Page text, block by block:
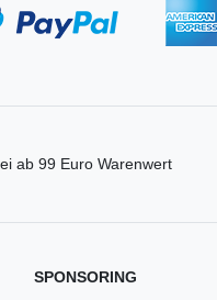
ab 99 Euro Warenwert
SPONSORING